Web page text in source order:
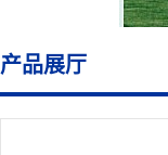
产品展厅